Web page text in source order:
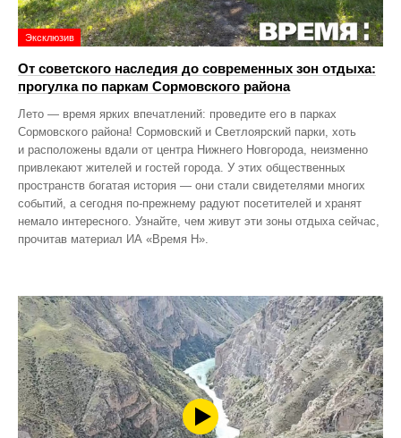
Эксклюзив
От советского наследия до современных зон отдыха:
прогулка по паркам Сормовского района
Лето — время ярких впечатлений: проведите его в парках
Сормовского района! Сормовский и Светлоярский парки, хоть
и расположены вдали от центра Нижнего Новгорода, неизменно
привлекают жителей и гостей города. У этих общественных
пространств богатая история — они стали свидетелями многих
событий, а сегодня по‑прежнему радуют посетителей и хранят
немало интересного. Узнайте, чем живут эти зоны отдыха сейчас,
прочитав материал ИА «Время Н».